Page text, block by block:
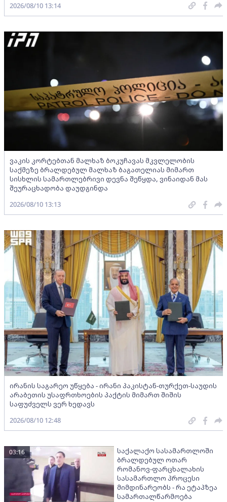
2026/08/10 13:14
ვაკის კორტებთან მალხაზ ბოკუჩავას მკვლელობის
საქმეზე ბრალდებულ მალხაზ ბაგათელიას მიმართ
სისხლის სამართლებრივი დევნა შეწყდა, ვინაიდან მას
შეურაცხადობა დაუდგინდა
2026/08/10 13:13
ირანის საგარეო უწყება - ირანი პაკისტან-თურქეთ-საუდის
არაბეთის უსაფრთხოების პაქტის მიმართ შიშის
საფუძველს ვერ ხედავს
2026/08/10 12:48
საქალაქო სასამართლოში
ბრალდებულ ოთარ
რომანოვ-ფარცხალახის
სასამართლო პროცესი
მიმდინარეობს - რა ეტაპზეა
სამართალწარმოება
03:16